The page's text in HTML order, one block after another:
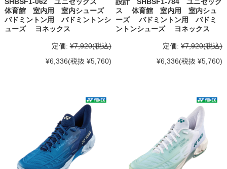
SHBSF1-062 ユニセックス
体育館 室内用 室内シューズ
バドミントン用 バドミントンシ
ューズ ヨネックス
定価: ¥7,920(税込)
¥6,336(税抜 ¥5,760)
設計 SHBSF1-784 ユニセック
ス 体育館 室内用 室内シュ
ーズ バドミントン用 バドミ
ントンシューズ ヨネックス
定価: ¥7,920(税込)
¥6,336(税抜 ¥5,760)